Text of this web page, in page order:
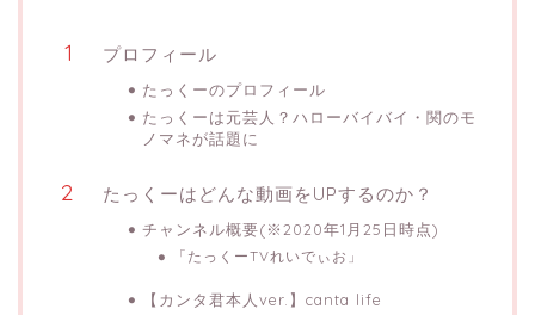
プロフィール
たっくーのプロフィール
たっくーは元芸人？ハローバイバイ・関のモ
ノマネが話題に
たっくーはどんな動画をUPするのか？
チャンネル概要(※2020年1月25日時点)
「たっくーTVれいでぃお」
【カンタ君本人ver.】canta life